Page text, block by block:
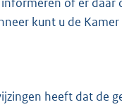
kunt u de
heeft dat de